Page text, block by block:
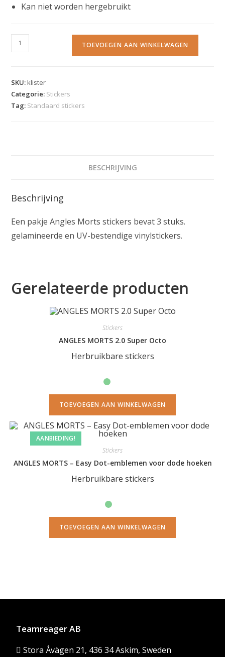
Kan niet worden hergebruikt
TOEVOEGEN AAN WINKELWAGEN
SKU:klister
Categorie: Stickers
Tag: Standaard stickers
BESCHRIJVING
Beschrijving
Een pakje Angles Morts stickers bevat 3 stuks.
gelamineerde en UV-bestendige vinylstickers.
Gerelateerde producten
Stickers
ANGLES MORTS 2.0 Super Octo
Herbruikbare stickers
TOEVOEGEN AAN WINKELWAGEN
AANBIEDING!
Stickers
ANGLES MORTS – Easy Dot-emblemen voor dode hoeken
Herbruikbare stickers
TOEVOEGEN AAN WINKELWAGEN
Teamreager AB
Stora Åvägen 21, 436 34 Askim, Sweden